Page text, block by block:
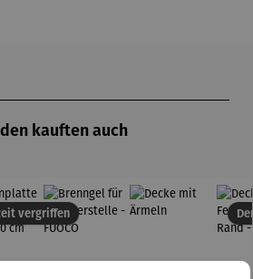
kauften auch
vergriffen